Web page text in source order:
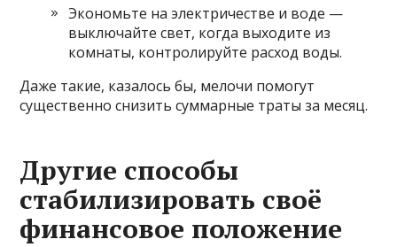
Экономьте на электричестве и воде —
выключайте свет, когда выходите из
комнаты, контролируйте расход воды.
Даже такие, казалось бы, мелочи помогут
существенно снизить суммарные траты за месяц.
Другие способы
стабилизировать своё
финансовое положение